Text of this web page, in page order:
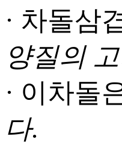
· 차돌삼
양질의
· 이차돌
다.